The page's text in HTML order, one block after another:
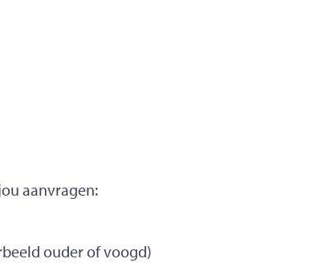
aanvragen:
ouder of voogd)